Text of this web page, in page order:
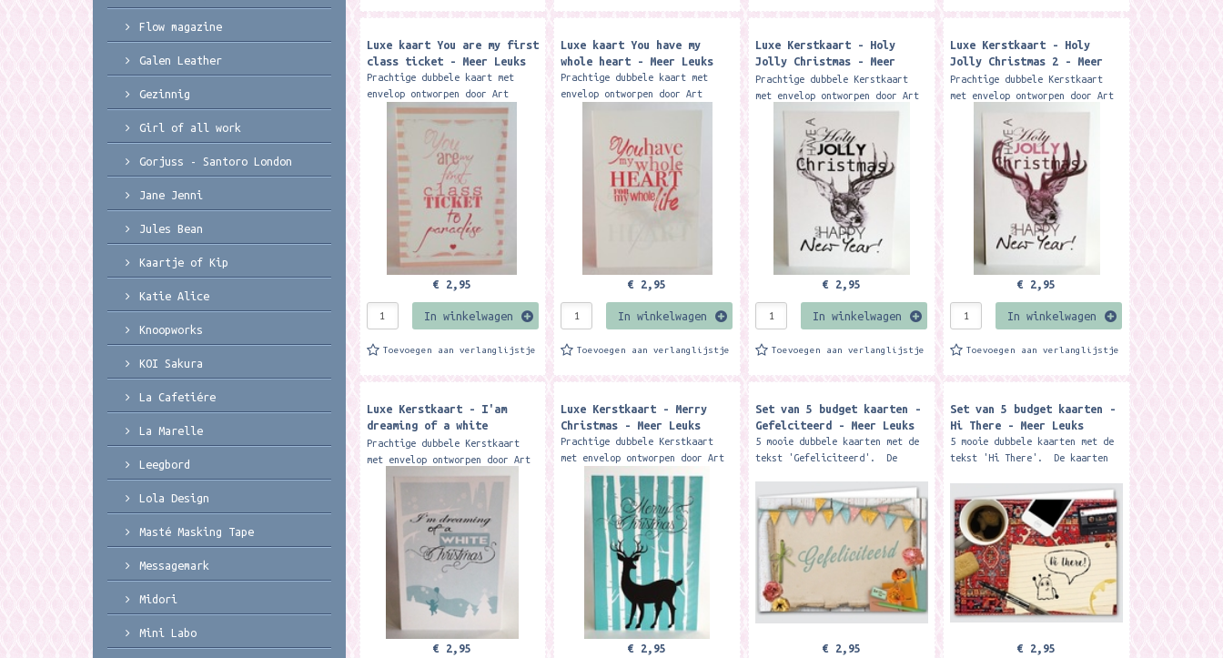
Luxe kaart You are my first
class ticket - Meer Leuks
Prachtige dubbele kaart met
envelop ontworpen door Art
studio funk design. Deze
wenskaart is exclusief
verkrijgbaar bij Meer Leuks....
€ 2,95
In winkelwagen
Toevoegen aan verlanglijstje
Luxe kaart You have my
whole heart - Meer Leuks
Prachtige dubbele kaart met
envelop ontworpen door Art
verkrijgbaar bij Meer Leuks....
€ 2,95
In winkelwagen
Toevoegen aan verlanglijstje
Luxe Kerstkaart - Holy
Jolly Christmas - Meer
Leuks
Prachtige dubbele Kerstkaart
met envelop ontworpen door Art
studio funk design. Deze
Kerstkaart is exclusief
verkrijgbaar bij Meer Leuks....
€ 2,95
In winkelwagen
Toevoegen aan verlanglijstje
Luxe Kerstkaart - Holy
Jolly Christmas 2 - Meer
Leuks
Prachtige dubbele Kerstkaart
met envelop ontworpen door Art
exclusieve Kerstkaart is alleen
verkrijgbaar bij Meer...
€ 2,95
In winkelwagen
Toevoegen aan verlanglijstje
Luxe Kerstkaart - I'am
dreaming of a white
Christmas - Meer Leuks
Prachtige dubbele Kerstkaart
met envelop ontworpen door Art
studio funk design. Op de
dreaming of a...
€ 2,95
Luxe Kerstkaart - Merry
Christmas - Meer Leuks
Prachtige dubbele Kerstkaart
met envelop ontworpen door Art
studio funk design. Deze
exclusieve Kerstkaart is alleen
verkrijgbaar bij Meer...
€ 2,95
Set van 5 budget kaarten -
Gefelciteerd - Meer Leuks
5 mooie dubbele kaarten met de
tekst 'Gefeliciteerd'. De
op 300 grams papier, hierdoor
voelt...
€ 2,95
Set van 5 budget kaarten -
Hi There - Meer Leuks
5 mooie dubbele kaarten met de
tekst 'Hi There'. De kaarten
grams papier, hierdoor voelt
de...
€ 2,95
Flow magazine
Galen Leather
Gezinnig
Girl of all work
Gorjuss - Santoro London
Jane Jenni
Jules Bean
Kaartje of Kip
Katie Alice
Knoopworks
KOI Sakura
La Cafetiére
La Marelle
Leegbord
Lola Design
Masté Masking Tape
Messagemark
Midori
Mini Labo